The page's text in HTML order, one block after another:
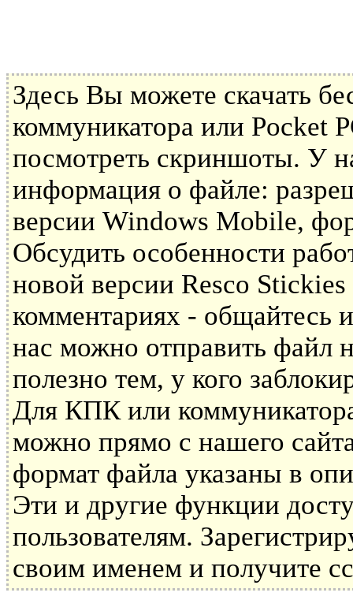
Здесь Вы можете скачать
коммуникатора или Pocket
посмотреть скриншоты. У
информация о файле:
версии Windows Mobile,
Обсудить особенности
новой версии Resco
комментариях - общайтесь
нас можно отправить файл
полезно тем, у кого
Для КПК или
можно прямо с нашего
формат файла указаны в
Эти и другие функции
пользователям.
своим именем и получите